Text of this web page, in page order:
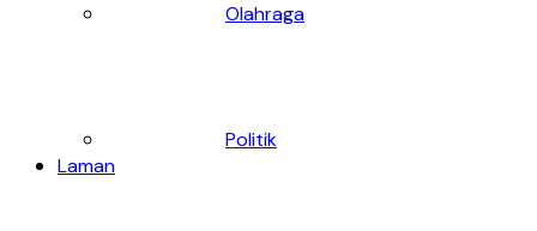
Olahraga
Politik
Laman